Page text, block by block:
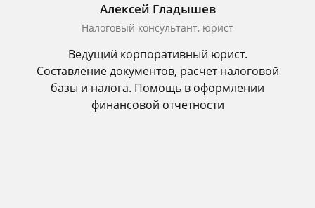
Алексей Гладышев
Налоговый консультант, юрист
Ведущий корпоративный юрист.
Составление документов, расчет налоговой
базы и налога. Помощь в оформлении
финансовой отчетности